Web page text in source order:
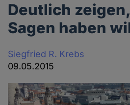
Deutlich
Sagen haben
Siegfried R. Krebs
09.05.2015